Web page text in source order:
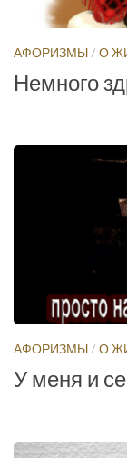
АФОРИЗМЫ/ О
Немного
АФОРИЗМЫ/ О
У меня и